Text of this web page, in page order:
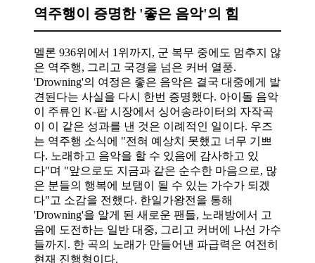
역주행이 증명한 '좋은 음악'의 힘
멜론 936위에서 1위까지, 군 복무 중에도 멈추지 않
은 역주행, 그리고 국경을 넘은 커버 열풍.
'Drowning'의 여정은 좋은 음악은 결국 대중에게 발
견된다는 사실을 다시 한번 증명했다. 아이돌 음악
이 주류인 K-팝 시장에서 싱어송라이터의 자작곡
이 이 같은 성과를 낸 것은 이례적인 일이다. 우즈
는 역주행 소식에 "전혀 예상치 못했고 너무 기쁘
다. 노래하고 음악을 할 수 있음에 감사하고 있
다"며 "앞으로도 지금과 같은 순수한 마음으로, 많
은 분들의 행복에 보탬이 될 수 있는 가수가 되겠
다"고 소감을 전했다. 한일가왕전을 통해
'Drowning'을 알게 된 새로운 팬들, 노래방에서 고
음에 도전하는 일반 대중, 그리고 커버에 나선 가수
들까지. 한 곡의 노래가 만들어낸 파급력은 여전히
현재 진행형이다.